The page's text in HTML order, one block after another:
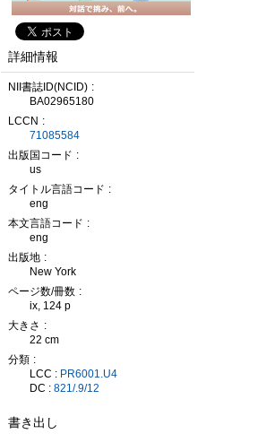
詳細情報
NII書誌ID(NCID)
BA02965180
LCCN
71085584
出版国コード
us
タイトル言語コード
eng
本文言語コード
eng
出版地
New York
ページ数/冊数
ix, 124 p
大きさ
22 cm
分類
LCC : PR6001.U4
DC : 821/.9/12
書き出し